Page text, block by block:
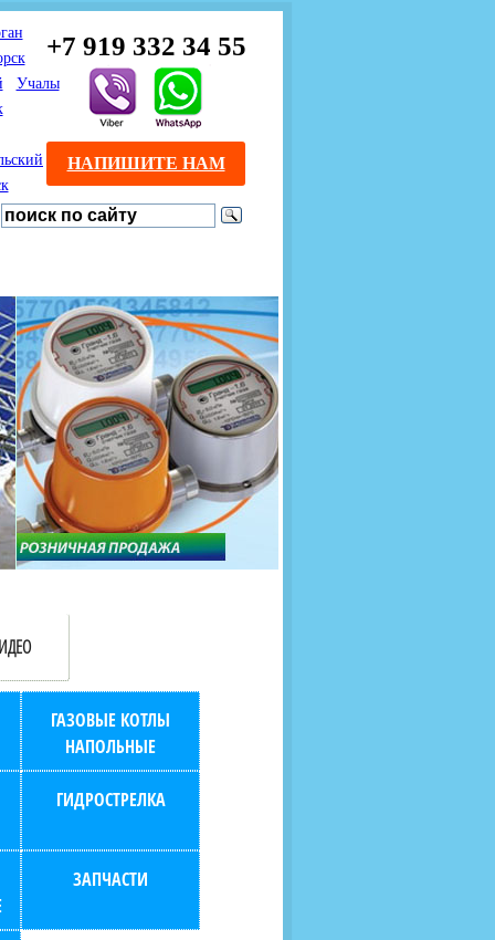
+7 919 332 34 55
Учалы
НАПИШИТЕ НАМ
Предлагаем взаимовыгодное
сотрудничество
монтажникам газового
оборудования. Если Вы
занимаетесь установкой
газового оборудования, мы
предлагаем Вам оптовые
цены и документарное
сопровождение Ваших
продаж (берем всю
бухгалтерию "на себя")
ГАЗОВЫЕ КОТЛЫ
НАПОЛЬНЫЕ
ГИДРОСТРЕЛКА
ЗАПЧАСТИ